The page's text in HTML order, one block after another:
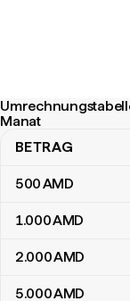
Manat
BETRAG
500AMD
1.000AMD
2.000AMD
5.000AMD